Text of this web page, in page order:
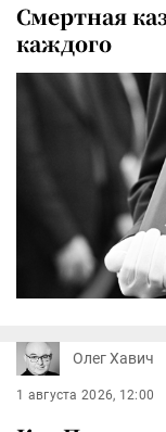
Смертная
каждого
Олег Хавич
1 августа 2026, 12:00